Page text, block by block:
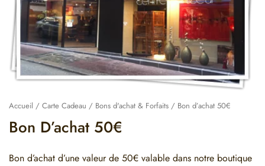
Accueil / Carte Cadeau / Bons d'achat & Forfaits / Bon d’achat 50€
Bon D’achat 50€
Bon d’achat d’une valeur de 50€ valable dans notre boutique